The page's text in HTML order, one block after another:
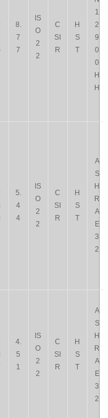
8.
7
7
IS
O
2
2
C
SI
R
H
S
T
1
2
9
0
0
H
H
5.
4
4
IS
O
2
2
C
SI
R
H
S
T
A
S
H
R
A
E
3
2
4.
5
1
IS
O
2
2
C
SI
R
H
S
T
A
S
H
R
A
E
3
2